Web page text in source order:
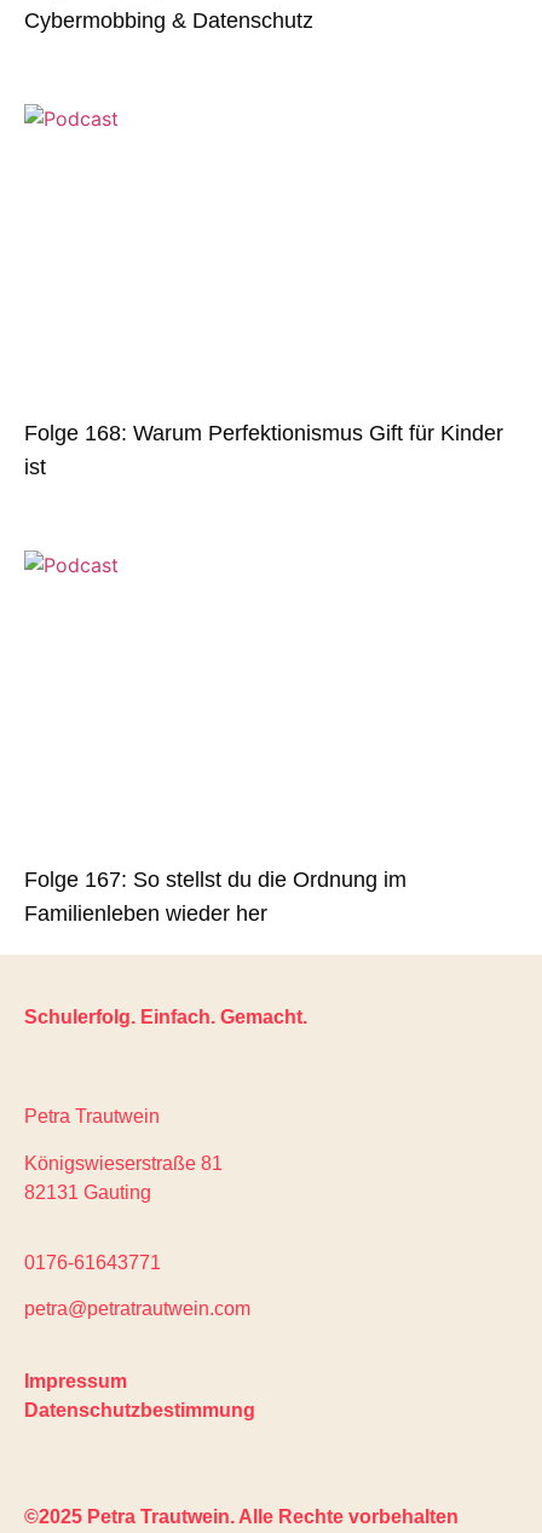
Cybermobbing & Datenschutz
Folge 168: Warum Perfektionismus Gift für Kinder
ist
Folge 167: So stellst du die Ordnung im
Familienleben wieder her
Schulerfolg. Einfach. Gemacht.
Petra Trautwein
Königswieserstraße 81
82131 Gauting
0176-61643771
petra@petratrautwein.com
Impressum
Datenschutzbestimmung
©2025 Petra Trautwein. Alle Rechte vorbehalten